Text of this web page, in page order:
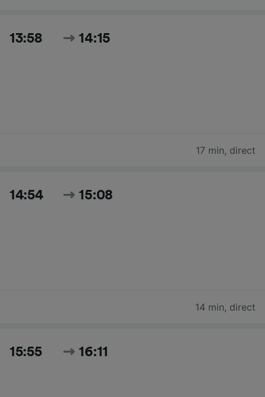
13:58 14:15
17 min, direct
14:54 15:08
14 min, direct
15:55 16:11